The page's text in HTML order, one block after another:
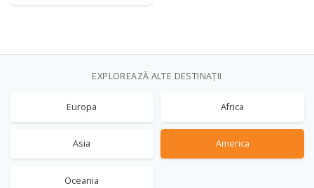
EXPLOREAZĂ ALTE DESTINAȚII
Europa Africa
Asia America
Oceania